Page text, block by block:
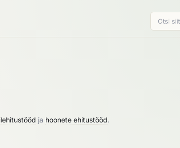
ja hoonete ehitustööd.